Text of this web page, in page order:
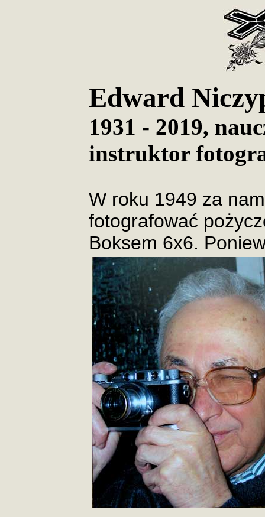
Edward
1931 - 2019,
instruktor
W roku 1949 za
fotografować
Boksem 6x6.